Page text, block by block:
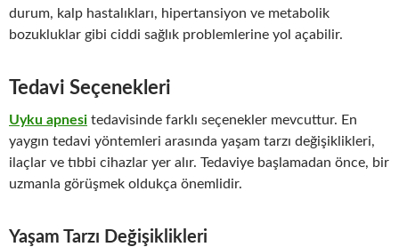
durum, kalp hastalıkları, hipertansiyon ve metabolik
bozukluklar gibi ciddi sağlık problemlerine yol açabilir.
Tedavi Seçenekleri
Uyku apnesi tedavisinde farklı seçenekler mevcuttur. En
yaygın tedavi yöntemleri arasında yaşam tarzı değişiklikleri,
ilaçlar ve tıbbi cihazlar yer alır. Tedaviye başlamadan önce, bir
uzmanla görüşmek oldukça önemlidir.
Yaşam Tarzı Değişiklikleri